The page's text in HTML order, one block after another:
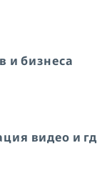
и бизнеса
видео и